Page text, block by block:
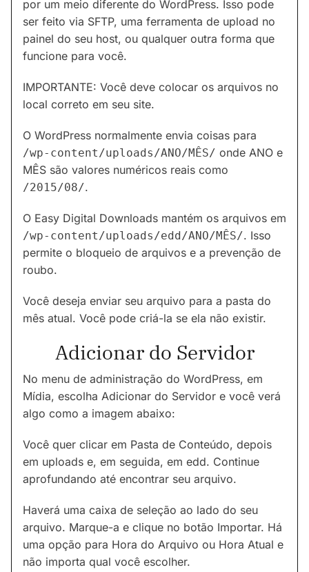
por um meio diferente do WordPress. Isso pode
ser feito via SFTP, uma ferramenta de upload no
painel do seu host, ou qualquer outra forma que
funcione para você.
IMPORTANTE: Você deve colocar os arquivos no
local correto em seu site.
O WordPress normalmente envia coisas para
/wp-content/uploads/ANO/MÊS/ onde ANO e
MÊS são valores numéricos reais como
/2015/08/.
O Easy Digital Downloads mantém os arquivos em
/wp-content/uploads/edd/ANO/MÊS/. Isso
permite o bloqueio de arquivos e a prevenção de
roubo.
Você deseja enviar seu arquivo para a pasta do
mês atual. Você pode criá-la se ela não existir.
Adicionar do Servidor
No menu de administração do WordPress, em
Mídia, escolha Adicionar do Servidor e você verá
algo como a imagem abaixo:
Você quer clicar em Pasta de Conteúdo, depois
em uploads e, em seguida, em edd. Continue
aprofundando até encontrar seu arquivo.
Haverá uma caixa de seleção ao lado do seu
arquivo. Marque-a e clique no botão Importar. Há
uma opção para Hora do Arquivo ou Hora Atual e
não importa qual você escolher.